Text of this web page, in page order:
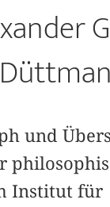
und
Institut für